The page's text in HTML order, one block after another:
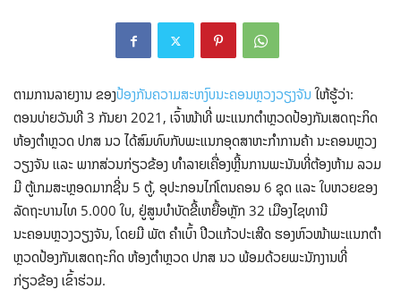
ຕາມການລາຍງານ ຂອງປ້ອງກັນຄວາມສະຫງົບນະຄອນຫຼວງວຽງຈັນ ໃຫ້ຮູ້ວ່າ:
ຕອນບ່າຍວັນທີ 3 ກັນຍາ 2021, ເຈົ້າໜ້າທີ່ ພະແນກຕໍາຫຼວດປ້ອງກັນເສດຖະກິດ
ຫ້ອງຕໍາຫຼວດ ປກສ ນວ ໄດ້ສົມທົບກັບພະແນກອຸດສາຫະກຳການຄ້າ ນະຄອນຫຼວງ
ວຽງຈັນ ແລະ ພາກສ່ວນກ່ຽວຂ້ອງ ທໍາລາຍເຄື່ອງຫຼີ້ນການພະນັນທີ່ຕ້ອງຫ້າມ ລວມ
ມີ ຕູ້ເກມສະຫຼອດມາກຊີ່ນ 5 ຕູ້, ອຸປະກອນໄກ່ໂຕນຄອນ 6 ຊຸດ ແລະ ໃບຫວຍຂອງ
ລັດຖະບານໄທ 5.000 ໃບ, ຢູ່ສູນບໍາບັດຂີ້ເຫຍື້ອຫຼັກ 32 ເມືອງໄຊທານີ
ນະຄອນຫຼວງວຽງຈັນ, ໂດຍມີ ພັຕ ຄໍາເບົ້າ ປີວແກ້ວປະເສີດ ຮອງຫົວໜ້າພະແນກຕໍາ
ຫຼວດປ້ອງກັນເສດຖະກິດ ຫ້ອງຕໍາຫຼວດ ປກສ ນວ ພ້ອມດ້ວຍພະນັກງານທີ່
ກ່ຽວຂ້ອງ ເຂົ້າຮ່ວມ.